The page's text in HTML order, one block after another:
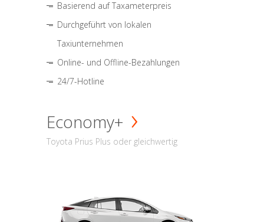
Basierend auf Taxameterpreis
Durchgeführt von lokalen
Taxiunternehmen
Online- und Offline-Bezahlungen
24/7-Hotline
Economy+
Toyota Prius Plus oder gleichwertig